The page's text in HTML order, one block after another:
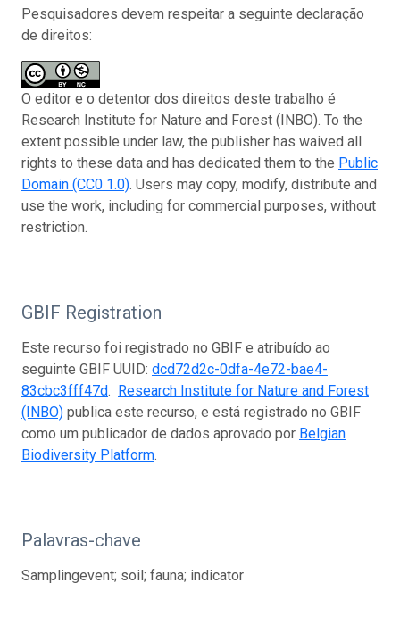
Pesquisadores devem respeitar a seguinte declaração
de direitos:
O editor e o detentor dos direitos deste trabalho é
Research Institute for Nature and Forest (INBO). To the
extent possible under law, the publisher has waived all
rights to these data and has dedicated them to the Public
Domain (CC0 1.0). Users may copy, modify, distribute and
use the work, including for commercial purposes, without
restriction.
GBIF Registration
Este recurso foi registrado no GBIF e atribuído ao
seguinte GBIF UUID: dcd72d2c-0dfa-4e72-bae4-
83cbc3fff47d. Research Institute for Nature and Forest
(INBO) publica este recurso, e está registrado no GBIF
como um publicador de dados aprovado por Belgian
Biodiversity Platform.
Palavras-chave
Samplingevent; soil; fauna; indicator